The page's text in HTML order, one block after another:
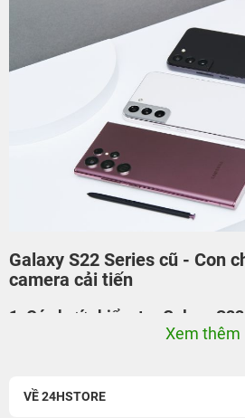
Galaxy S22 Series cũ - Con
camera cải tiến
1. Các bước kiểm tra Galaxy
1.1 Kiểm tra ngoại hình chiếc điện
tìm hiểu về trạng thái tổng thể. Tìm
vết cắt hoặc vết cháy ngoại hình.
Xem thêm
VỀ 24HSTORE